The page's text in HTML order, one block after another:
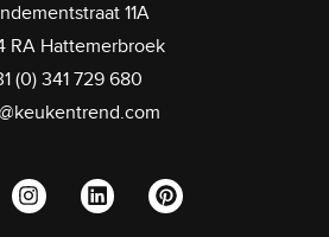
11A
RA Hattemerbroek
(0) 341 729 680